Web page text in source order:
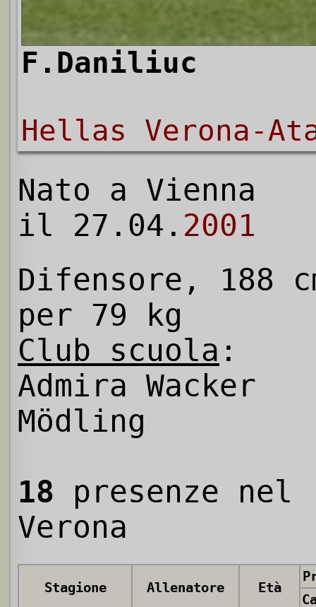
F.Daniliuc
Hellas Verona-
Nato a Vienna
il 27.04. 2001
Difensore, 188
per 79 kg
Club scuola :
Admira Wacker
Mödling
18 presenze nel
Verona
Stagione Allenatore Età